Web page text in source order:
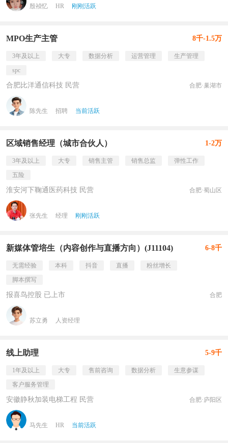
殷祯忆 HR 刚刚活跃
MPO生产主管 8千-1.5万
3年及以上 大专 数据分析 运营管理
生产管理
spc
合肥比洋通信科技 民营 合肥·巢湖市
陈先生 招聘 当前活跃
区域销售经理（城市合伙人） 1-2万
3年及以上 大专 销售主管 销售总监
弹性工作
五险
淮安河下鞠通医药科技 民营 合肥·蜀山区
张先生 经理 刚刚活跃
新媒体管培生（内容创作与直播方向）(J11104) 6-8千
无需经验 本科 抖音 直播
粉丝增长
脚本撰写
报喜鸟控股 已上市 合肥
苏立勇 人资经理
线上助理 5-9千
1年及以上 大专 售前咨询 数据分析
生意参谋
客户服务管理
安徽静秋加装电梯工程 民营 合肥·庐阳区
马先生 HR 当前活跃